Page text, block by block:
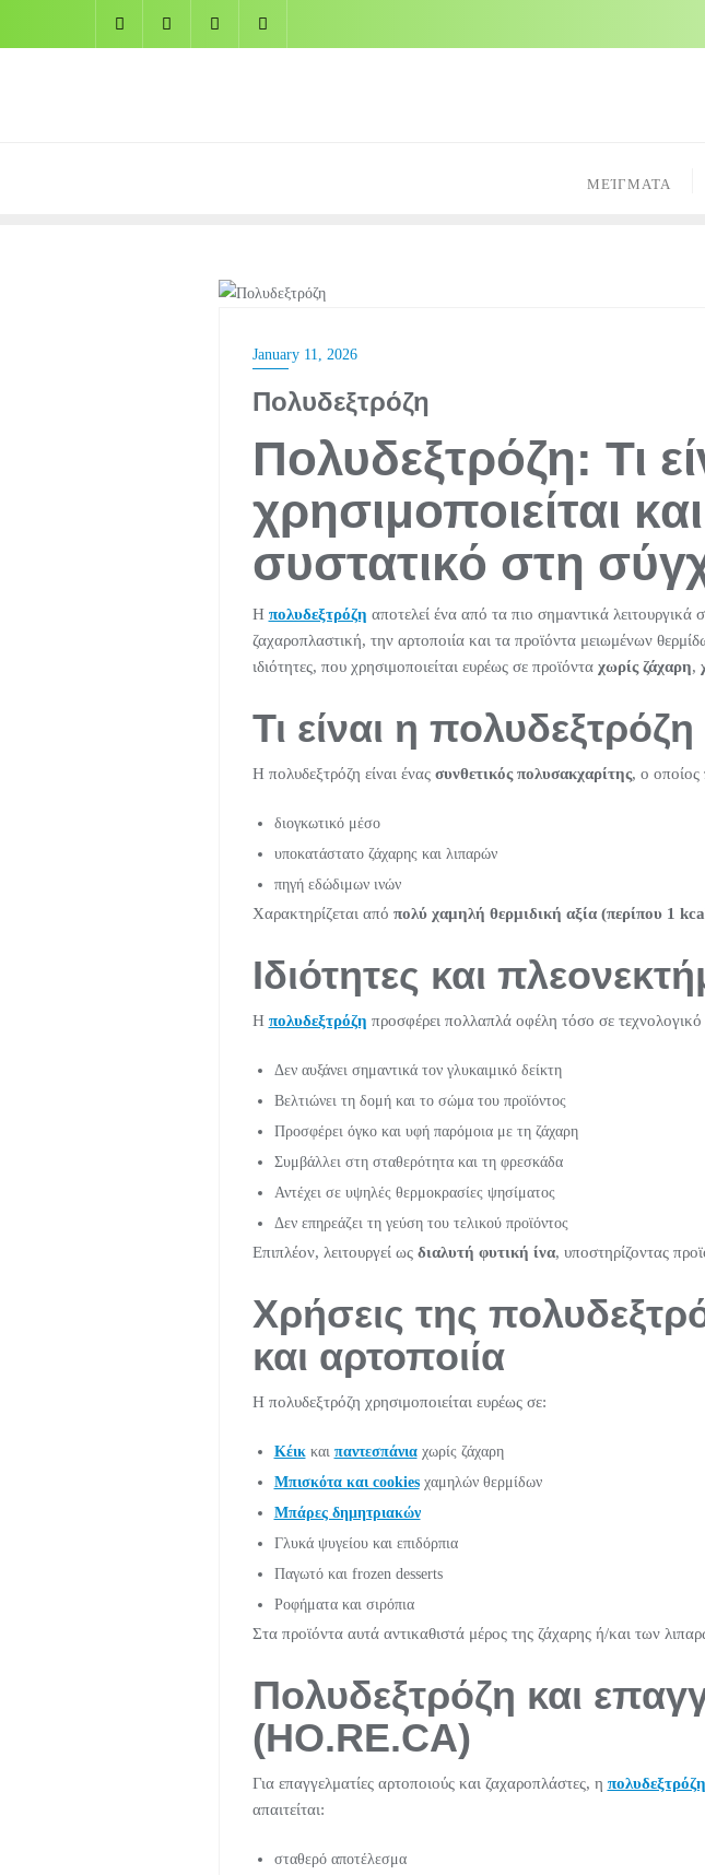
ΜΕΊΓΜΑΤΑ
January 11, 2026
Πολυδεξτρόζη
Πολυδεξτρόζη: Τι
χρησιμοποιείται
συστατικό στη
Η πολυδεξτρόζη αποτελεί ένα από τα πιο σημαντικά λειτουργικά
ζαχαροπλαστική, την αρτοποιία και τα προϊόντα μειωμένων
ιδιότητες, που χρησιμοποιείται ευρέως σε προϊόντα χωρίς ζάχαρη,
Τι είναι η πολυδεξτρόζη
Η πολυδεξτρόζη είναι ένας συνθετικός πολυσακχαρίτης, ο οποίος
διογκωτικό μέσο
υποκατάστατο ζάχαρης και λιπαρών
πηγή εδώδιμων ινών
Χαρακτηρίζεται από πολύ χαμηλή θερμιδική αξία (περίπου 1
Ιδιότητες και
Η πολυδεξτρόζη προσφέρει πολλαπλά οφέλη τόσο σε
Δεν αυξάνει σημαντικά τον γλυκαιμικό δείκτη
Βελτιώνει τη δομή και το σώμα του προϊόντος
Προσφέρει όγκο και υφή παρόμοια με τη ζάχαρη
Συμβάλλει στη σταθερότητα και τη φρεσκάδα
Αντέχει σε υψηλές θερμοκρασίες ψησίματος
Δεν επηρεάζει τη γεύση του τελικού προϊόντος
Επιπλέον, λειτουργεί ως διαλυτή φυτική ίνα, υποστηρίζοντας
Χρήσεις της
και αρτοποιία
Η πολυδεξτρόζη χρησιμοποιείται ευρέως σε:
Κέικκαι παντεσπάνιαχωρίς ζάχαρη
Μπισκότα και cookiesχαμηλών θερμίδων
Μπάρες δημητριακών
Γλυκά ψυγείου και επιδόρπια
Παγωτό και frozen desserts
Ροφήματα και σιρόπια
Στα προϊόντα αυτά αντικαθιστά μέρος της ζάχαρης ή/και των
Πολυδεξτρόζη και
(HO.RE.CA)
Για επαγγελματίες αρτοποιούς και ζαχαροπλάστες, η πολυδεξτρόζη
απαιτείται:
σταθερό αποτέλεσμα